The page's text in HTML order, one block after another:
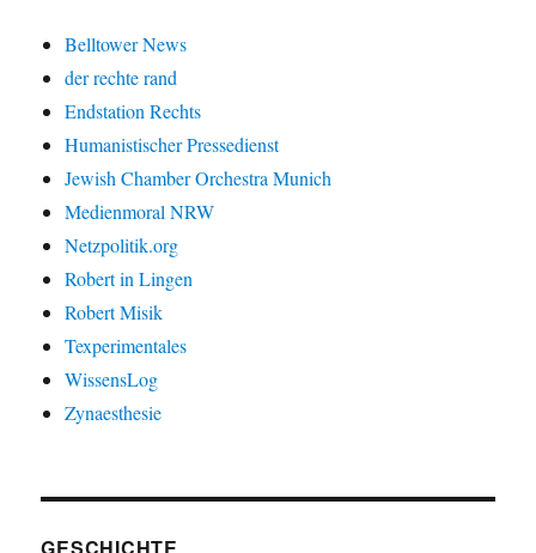
Belltower News
der rechte rand
Endstation Rechts
Humanistischer Pressedienst
Jewish Chamber Orchestra Munich
Medienmoral NRW
Netzpolitik.org
Robert in Lingen
Robert Misik
Texperimentales
WissensLog
Zynaesthesie